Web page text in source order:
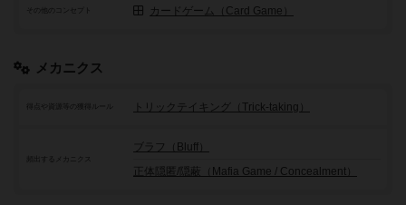
その他のコンセプト カードゲーム（Card Game）
メカニクス
トリックテイキング（Trick-taking）
頻出するメカニクス
ブラフ（Bluff）
正体隠匿/隠蔽（Mafia Game / Concealment）